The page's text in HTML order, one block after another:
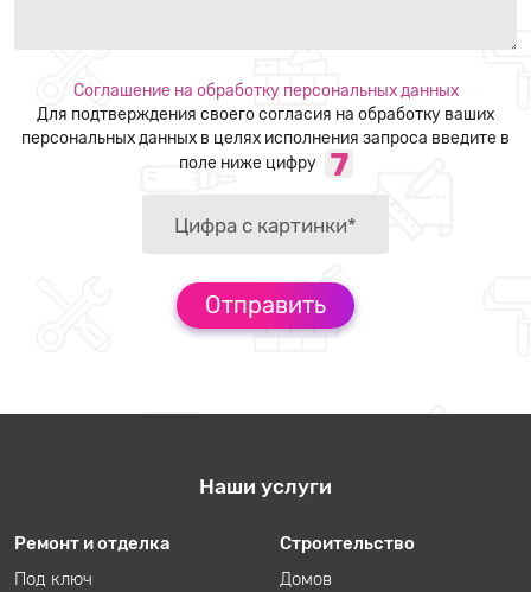
Соглашение на обработку персональных данных
Для подтверждения своего согласия на обработку ваших
персональных данных в целях исполнения запроса введите в
поле ниже цифру
Наши услуги
Ремонт и отделка
Под ключ
Строительство
Домов